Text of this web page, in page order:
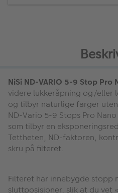
NiSi ND-VARIO 5-9 Stop Pro
videre lukkeråpning og/eller
og tilbyr naturlige farger
ND-Vario 5-9 Stops Pro
som tilbyr en
Tettheten, ND-faktoren,
skru på filteret.
Filteret har innebygde stopp
sluttposisjoner, slik at du vet